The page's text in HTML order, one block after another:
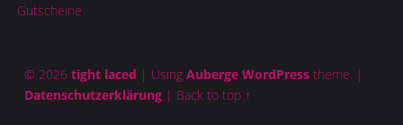
Gutscheine
© 2026 tight laced | Using Auberge WordPresstheme. |
Datenschutzerklärung | Back to top ↑